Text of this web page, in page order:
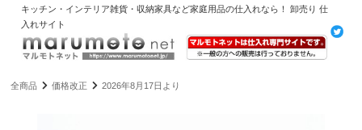
キッチン・インテリア雑貨・収納家具など家庭用品の仕入れなら！ 卸売り 仕
入れサイト
全商品 価格改正 2026年8月17日より